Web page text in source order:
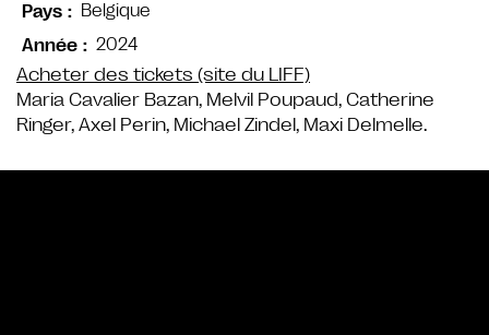
Maria Cavalier Bazan, Melvil Poupaud, Catherine
Ringer, Axel Perin, Michael Zindel, Maxi Delmelle.
Pays
Belgique
Année
2024
Acheter des tickets (site du LIFF)